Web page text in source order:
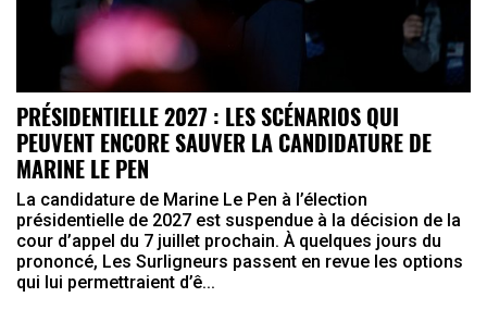
PRÉSIDENTIELLE 2027 : LES SCÉNARIOS QUI
PEUVENT ENCORE SAUVER LA CANDIDATURE DE
MARINE LE PEN
La candidature de Marine Le Pen à l’élection
présidentielle de 2027 est suspendue à la décision de la
cour d’appel du 7 juillet prochain. À quelques jours du
prononcé, Les Surligneurs passent en revue les options
qui lui permettraient d’ê...